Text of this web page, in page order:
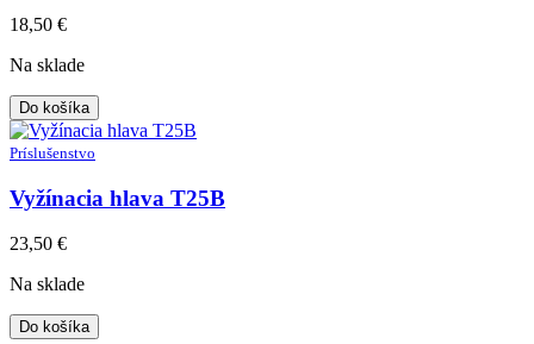
18,50 €
Na sklade
Do košíka
Príslušenstvo
Vyžínacia hlava T25B
23,50 €
Na sklade
Do košíka